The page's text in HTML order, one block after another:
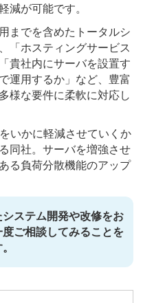
減が可能です。
までを含めたトータルシ
「ホスティングサービス
貴社内にサーバを設置す
運用するか」など、豊富
様な要件に柔軟に対応し
いかに軽減させていくか
同社。サーバを増強させ
る負荷分散機能のアップ
システム開発や改修をお
ご相談してみることを